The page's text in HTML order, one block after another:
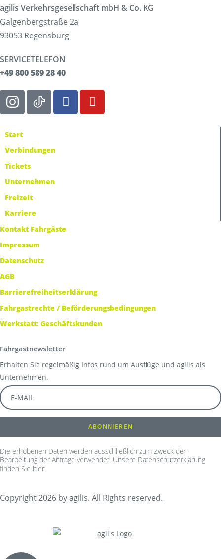
agilis Verkehrsgesellschaft mbH & Co. KG
Galgenbergstraße 2a
93053 Regensburg
SERVICETELEFON
+49 800 589 28 40
Start
Verbindungen
Tickets
Unternehmen
Freizeit
Karriere
Kontakt Fahrgäste
Impressum
Datenschutz
AGB
Barrierefreiheitserklärung
Fahrgastrechte / Beförderungsbedingungen
Werkstatt: Geschäftskunden
Fahrgastnewsletter
Erhalten Sie regelmäßig Infos rund um Ausflüge und agilis als
Unternehmen.
Die erhobenen Daten werden ausschließlich zum Zweck der
Bearbeitung der Anfrage verwendet. Unsere Datenschutzerklärung
finden Sie hier.
Copyright 2026 by agilis. All Rights reserved.